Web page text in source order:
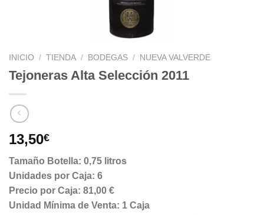
INICIO / TIENDA / BODEGAS / NUEVA VALVERDE
Tejoneras Alta Selección 2011
13,50€
Tamaño Botella: 0,75 litros
Unidades por Caja: 6
Precio por Caja: 81,00 €
Unidad Mínima de Venta: 1 Caja